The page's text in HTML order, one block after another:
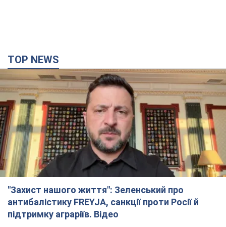
TOP NEWS
"Захист нашого життя": Зеленський про
антибалістику FREYJA, санкції проти Росії й
підтримку аграріїв. Відео